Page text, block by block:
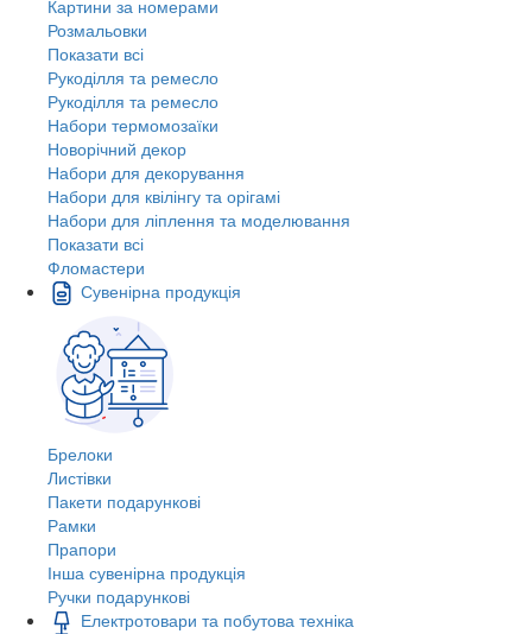
Картини за номерами
Розмальовки
Показати всі
Рукоділля та ремесло
Рукоділля та ремесло
Набори термомозаїки
Новорічний декор
Набори для декорування
Набори для квілінгу та орігамі
Набори для ліплення та моделювання
Показати всі
Фломастери
Сувенірна продукція
Брелоки
Листівки
Пакети подарункові
Рамки
Прапори
Інша сувенірна продукція
Ручки подарункові
Електротовари та побутова техніка